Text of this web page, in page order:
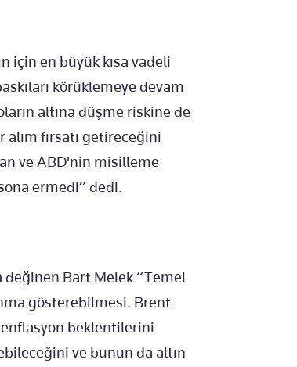
için en büyük kısa vadeli
körüklemeye devam
altına düşme riskine de
fırsatı getireceğini
ve ABD'nin misilleme
ermedi” dedi.
değinen Bart Melek “Temel
gösterebilmesi. Brent
beklentilerini
ve bunun da altın